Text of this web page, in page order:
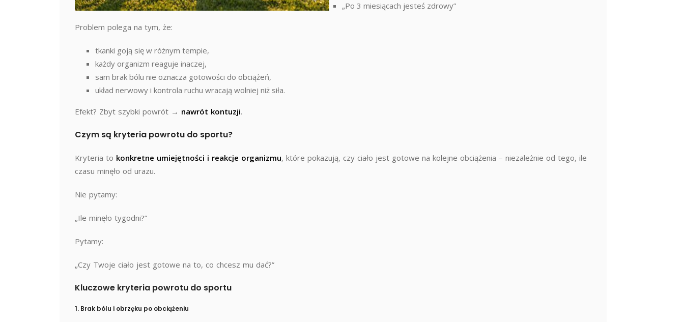
„Po 3 miesiącach jesteś zdrowy”
Problem polega na tym, że:
tkanki goją się w różnym tempie,
każdy organizm reaguje inaczej,
sam brak bólu nie oznacza gotowości do obciążeń,
układ nerwowy i kontrola ruchu wracają wolniej niż siła.
Efekt? Zbyt szybki powrót → nawrót kontuzji.
Czym są kryteria powrotu do sportu?
Kryteria to konkretne umiejętności i reakcje organizmu, które pokazują, czy ciało jest gotowe na kolejne obciążenia – niezależnie od tego, ile
czasu minęło od urazu.
Nie pytamy:
„Ile minęło tygodni?”
Pytamy:
„Czy Twoje ciało jest gotowe na to, co chcesz mu dać?”
Kluczowe kryteria powrotu do sportu
1. Brak bólu i obrzęku po obciążeniu